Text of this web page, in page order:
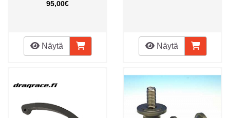
95,00€
Näytä Näytä